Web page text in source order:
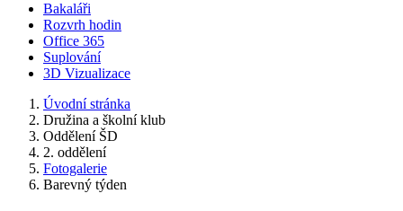
Bakaláři
Rozvrh hodin
Office 365
Suplování
3D Vizualizace
Úvodní stránka
Družina a školní klub
Oddělení ŠD
2. oddělení
Fotogalerie
Barevný týden